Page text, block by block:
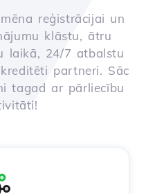
reģistrācijai un
klāstu, ātru
laikā, 24/7 atbalstu
partneri. Sāc
tagad ar pārliecību